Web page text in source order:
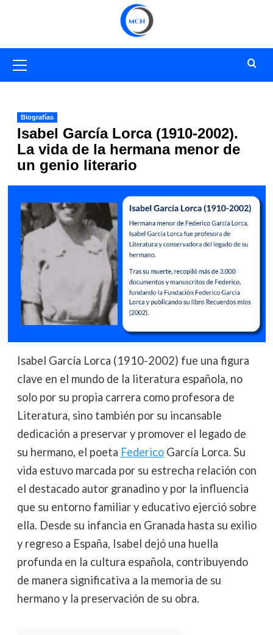
primario
Biografías
Isabel García Lorca (1910-2002).
La vida de la hermana menor de
un genio literario
Isabel García Lorca (1910-2002) fue una figura
clave en el mundo de la literatura española, no
solo por su propia carrera como profesora de
Literatura, sino también por su incansable
dedicación a preservar y promover el legado de
su hermano, el poeta FedericoGarcía Lorca. Su
vida estuvo marcada por su estrecha relación con
el destacado autor granadino y por la influencia
que su entorno familiar y educativo ejerció sobre
ella. Desde su infancia en Granada hasta su exilio
y regreso a España, Isabel dejó una huella
profunda en la cultura española, contribuyendo
de manera significativa a la memoria de su
hermano y la preservación de su obra.